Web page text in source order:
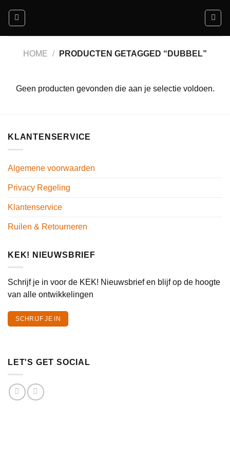
naar
HOME / PRODUCTEN GETAGGED “DUBBEL”
Geen producten gevonden die aan je selectie voldoen.
KLANTENSERVICE
Algemene voorwaarden
Privacy Regeling
Klantenservice
Ruilen & Retourneren
KEK! NIEUWSBRIEF
Schrijf je in voor de KEK! Nieuwsbrief en blijf op de hoogte
van alle ontwikkelingen
SCHRIJF JE IN
LET'S GET SOCIAL